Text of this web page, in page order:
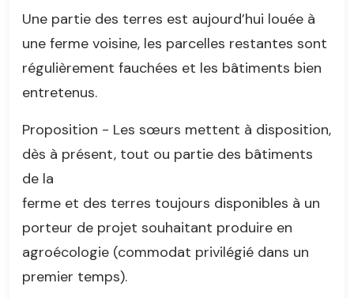
Une partie des terres est aujourd’hui louée à
une ferme voisine, les parcelles restantes sont
régulièrement fauchées et les bâtiments bien
entretenus.
Proposition - Les sœurs mettent à disposition,
dès à présent, tout ou partie des bâtiments
de la
ferme et des terres toujours disponibles à un
porteur de projet souhaitant produire en
agroécologie (commodat privilégié dans un
premier temps).